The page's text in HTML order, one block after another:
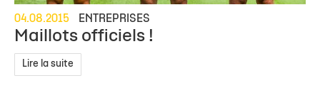
04.08.2015 ENTREPRISES
Maillots officiels !
Lire la suite